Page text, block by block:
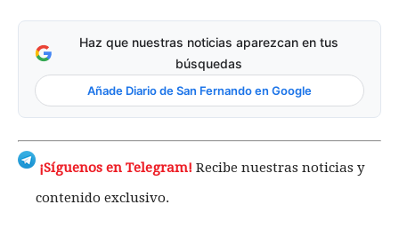
Haz que nuestras noticias aparezcan en tus
búsquedas
Añade Diario de San Fernando en Google
¡Síguenos en Telegram! Recibe nuestras noticias y
contenido exclusivo.